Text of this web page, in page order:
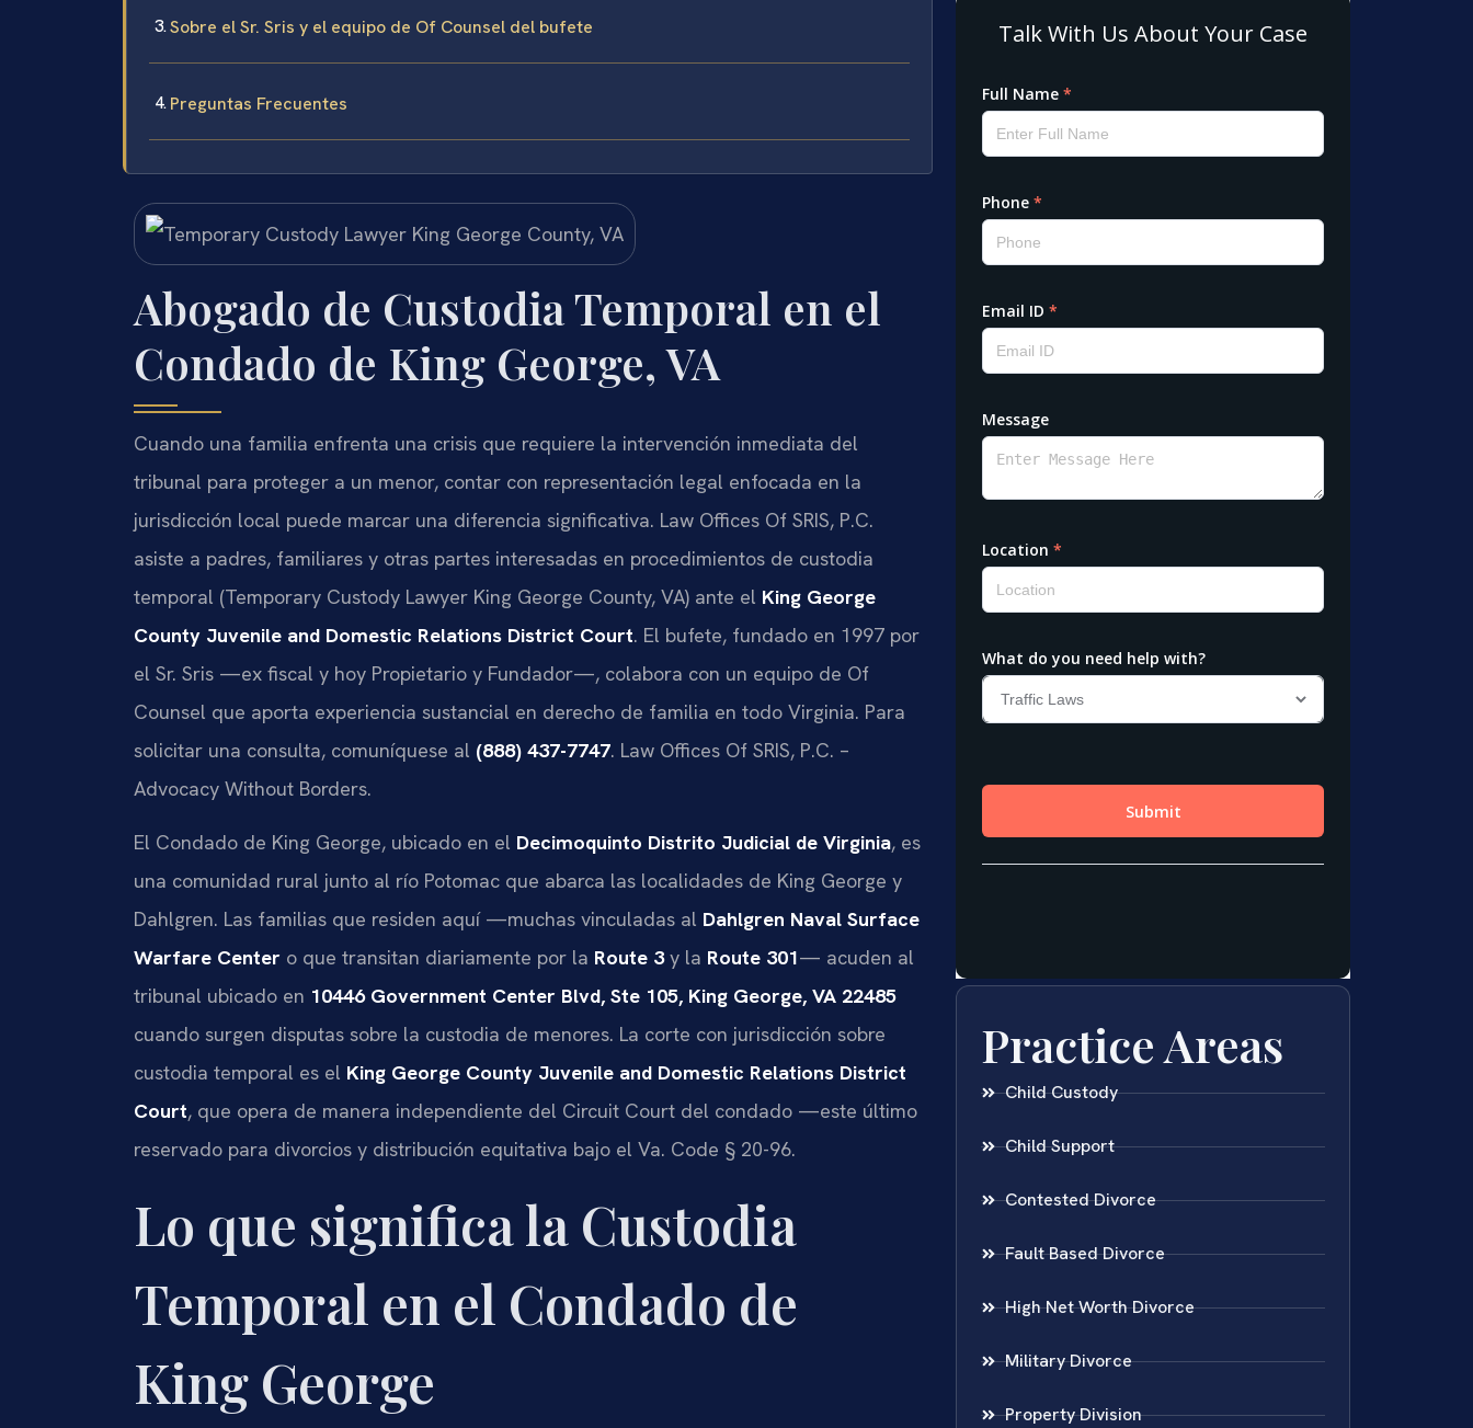
Sobre el Sr. Sris y el equipo de Of Counsel del bufete
Preguntas Frecuentes
Abogado de Custodia Temporal en el
Condado de King George, VA
Cuando una familia enfrenta una crisis que requiere la intervención inmediata del
tribunal para proteger a un menor, contar con representación legal enfocada en la
jurisdicción local puede marcar una diferencia significativa. Law Offices Of SRIS, P.C.
asiste a padres, familiares y otras partes interesadas en procedimientos de custodia
temporal (Temporary Custody Lawyer King George County, VA) ante el King George
County Juvenile and Domestic Relations District Court. El bufete, fundado en 1997 por
el Sr. Sris —ex fiscal y hoy Propietario y Fundador—, colabora con un equipo de Of
Counsel que aporta experiencia sustancial en derecho de familia en todo Virginia. Para
solicitar una consulta, comuníquese al (888) 437-7747. Law Offices Of SRIS, P.C. –
Advocacy Without Borders.
El Condado de King George, ubicado en el Decimoquinto Distrito Judicial de Virginia, es
una comunidad rural junto al río Potomac que abarca las localidades de King George y
Dahlgren. Las familias que residen aquí —muchas vinculadas al Dahlgren Naval Surface
Warfare Center o que transitan diariamente por la Route 3y la Route 301— acuden al
tribunal ubicado en 10446 Government Center Blvd, Ste 105, King George, VA 22485
cuando surgen disputas sobre la custodia de menores. La corte con jurisdicción sobre
custodia temporal es el King George County Juvenile and Domestic Relations District
Court, que opera de manera independiente del Circuit Court del condado —este último
reservado para divorcios y distribución equitativa bajo el Va. Code § 20-96.
Lo que significa la Custodia
Temporal en el Condado de
King George
Practice Areas
Child Custody
Child Support
Contested Divorce
Fault Based Divorce
High Net Worth Divorce
Military Divorce
Property Division